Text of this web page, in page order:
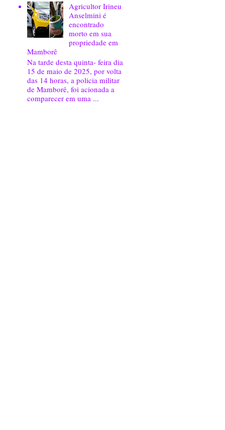
Agricultor Irineu
Anselmini é
encontrado
morto em sua
propriedade em
Mamborê
Na tarde desta quinta- feira dia
15 de maio de 2025, por volta
das 14 horas, a policia militar
de Mamborê, foi acionada a
comparecer em uma ...